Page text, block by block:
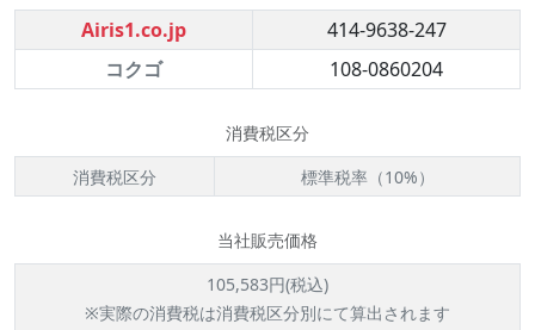
Airis1.co.jp
414-9638-247
コクゴ
108-0860204
消費税区分
消費税区分
標準税率（10%）
当社販売価格
105,583円(税込)
※実際の消費税は消費税区分別にて算出されます